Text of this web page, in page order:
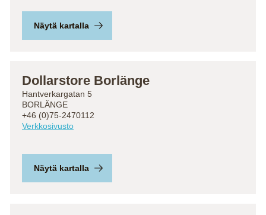
Näytä kartalla
Dollarstore Borlänge
Hantverkargatan 5
BORLÄNGE
+46 (0)75-2470112
Verkkosivusto
Näytä kartalla